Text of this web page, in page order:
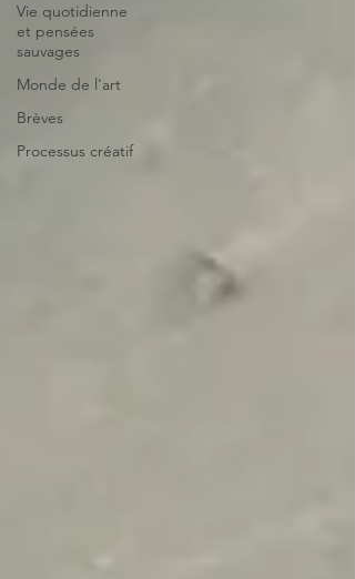
Vie quotidienne
et pensées
sauvages
Monde de l'art
Brèves
Processus créatif